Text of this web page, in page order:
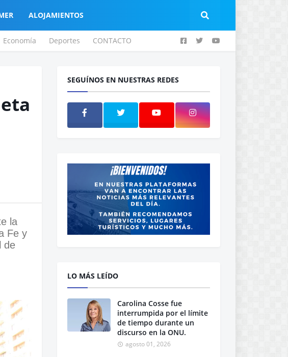
ALOJAMIENTOS
Economía Deportes CONTACTO
la
Fe y
de
SEGUÍNOS EN NUESTRAS REDES
LO MÁS LEÍDO
Carolina Cosse fue
interrumpida por el límite
de tiempo durante un
discurso en la ONU.
agosto 01, 2026